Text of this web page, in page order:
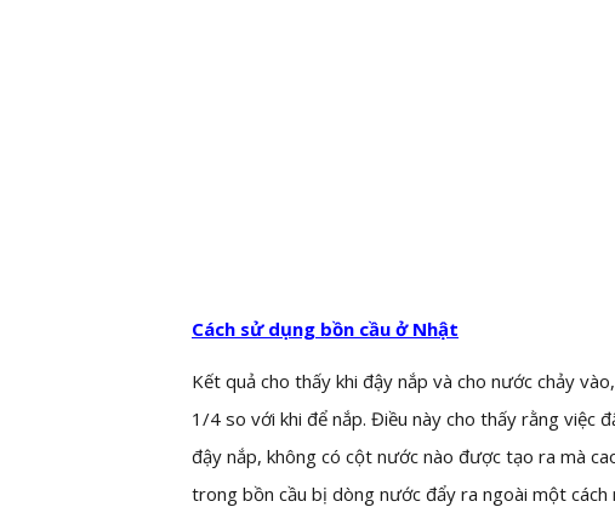
Cách sử dụng bồn cầu ở Nhật
Kết quả cho thấy khi đậy nắp và cho nước chảy
1/4 so với khi để nắp. Điều này cho thấy rằng việc
đậy nắp, không có cột nước nào được tạo ra mà
trong bồn cầu bị dòng nước đẩy ra ngoài một cách